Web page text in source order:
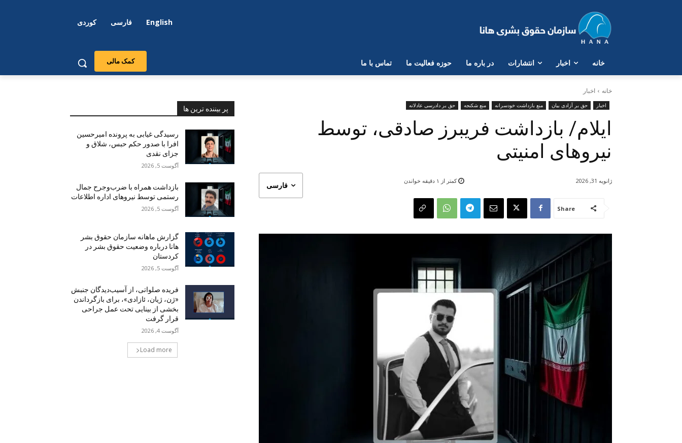
English فارسی کوردی
کمک مالی خانە اخبار انتشارات در بارە ما حوزه فعالیت ما تماس با ما
خانه اخبار
اخبار حق بر آزادی بیان منع بازداشت خودسرانه منع شکنجه حق بر دادرسی عادلانه
ایلام/ بازداشت فریبرز صادقی، توسط
نیروهای امنیتی
فارسی کمتر از ۱ دقیقه خواندن ژانویه 31, 2026
Share
پر بیننده ترین ها
رسیدگی غیابی به پرونده امیرحسین
افرا با صدور حکم حبس، شلاق و
جزای نقدی
آگوست 5, 2026
بازداشت همراه با ضرب‌وجرح جمال
رستمی توسط نیروهای اداره اطلاعات
آگوست 5, 2026
گزارش ماهانه سازمان حقوق بشر
هانا درباره وضعیت حقوق بشر در
کردستان
آگوست 5, 2026
فریده صلواتی، از آسیب‌دیدگان جنبش
«ژن، ژیان، ئازادی»، برای بازگرداندن
بخشی از بینایی تحت عمل جراحی
قرار گرفت
آگوست 4, 2026
Load more